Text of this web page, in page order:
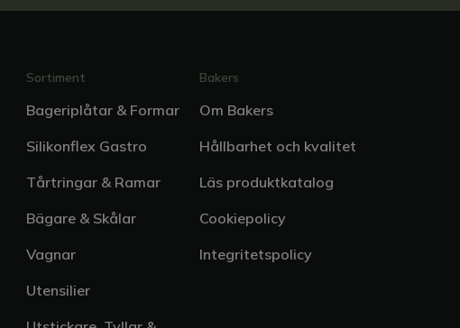
Sortiment
Bageriplåtar & Formar
Silikonflex Gastro
Tårtringar & Ramar
Bägare & Skålar
Vagnar
Utensilier
Bakers
Om Bakers
Hållbarhet och kvalitet
Läs produktkatalog
Cookiepolicy
Integritetspolicy